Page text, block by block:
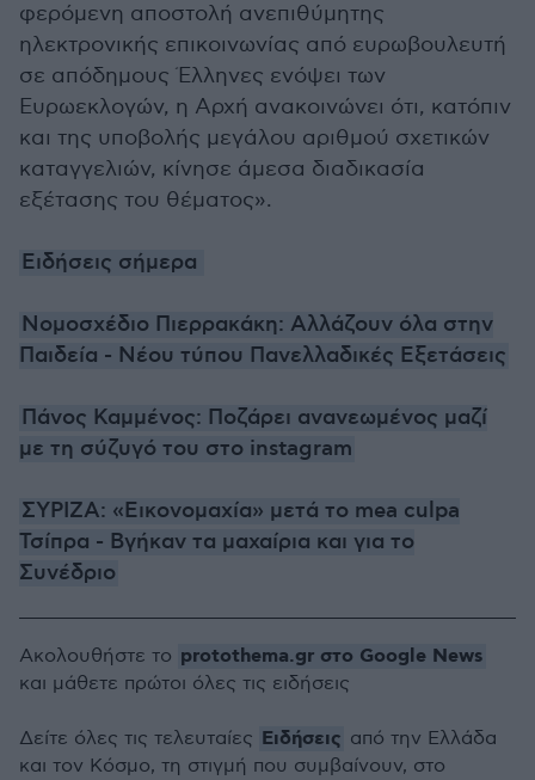
φερόμενη αποστολή ανεπιθύμητης
ηλεκτρονικής επικοινωνίας από ευρωβουλευτή
σε απόδημους Έλληνες ενόψει των
Ευρωεκλογών, η Αρχή ανακοινώνει ότι, κατόπιν
και της υποβολής μεγάλου αριθμού σχετικών
καταγγελιών, κίνησε άμεσα διαδικασία
εξέτασης του θέματος».
Ειδήσεις σήμερα
Νομοσχέδιο Πιερρακάκη: Αλλάζουν όλα στην
Παιδεία - Νέου τύπου Πανελλαδικές Εξετάσεις
Πάνος Καμμένος: Ποζάρει ανανεωμένος μαζί
με τη σύζυγό του στo instagram
ΣΥΡΙΖΑ: «Εικονομαχία» μετά το mea culpa
Τσίπρα - Βγήκαν τα μαχαίρια και για το
Συνέδριο
Ακολουθήστε το protothema.gr στο Google News
και μάθετε πρώτοι όλες τις ειδήσεις
Δείτε όλες τις τελευταίες Ειδήσεις από την Ελλάδα
και τον Κόσμο, τη στιγμή που συμβαίνουν, στο